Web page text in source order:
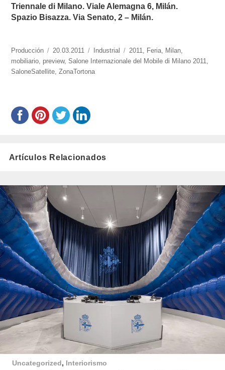
Triennale di Milano. Viale Alemagna 6, Milán.
Spazio Bisazza. Via Senato, 2 – Milán.
https://www.experimenta.es/author/produccion/
Producción
Publicado
el
20.03.2011 Categorías
Industrial Etiquetas
2011, Feria, Milan,
mobiliario, preview,Salone Internazionale del Mobile di Milano 2011,
SaloneSatellite,ZonaTortona
Artículos Relacionados
Uncategorized, Interiorismo